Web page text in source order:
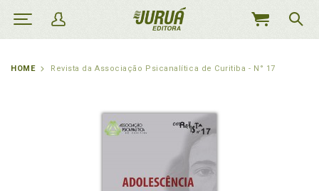
MEU
HOME Revista da Associação Psicanalítica de Curitiba - N° 17